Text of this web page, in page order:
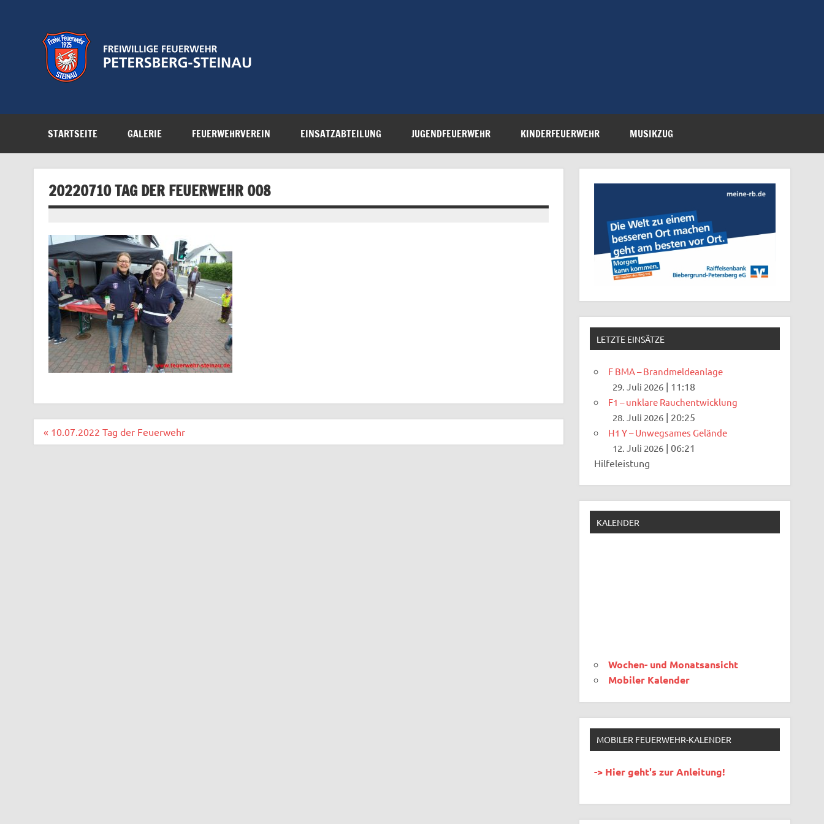
STARTSEITE GALERIE FEUERWEHRVEREIN EINSATZABTEILUNG JUGENDFEUERWEHR KINDERFEUERWEHR MUSIKZUG
20220710 TAG DER FEUERWEHR 008
Beitragsnavigation
« 10.07.2022 Tag der Feuerwehr
LETZTE EINSÄTZE
F BMA – Brandmeldeanlage
29. Juli 2026 | 11:18
F1 – unklare Rauchentwicklung
28. Juli 2026 | 20:25
H1 Y – Unwegsames Gelände
12. Juli 2026 |06:21
Hilfeleistung
KALENDER
Wochen- und Monatsansicht
Mobiler Kalender
MOBILER FEUERWEHR-KALENDER
-> Hier geht's zur Anleitung!